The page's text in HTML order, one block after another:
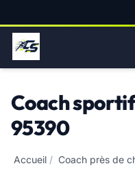
Coach
95390
Accueil / Coach près de